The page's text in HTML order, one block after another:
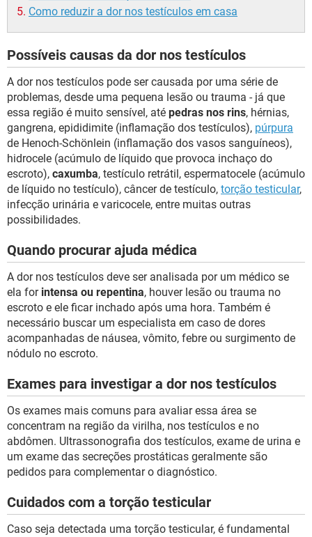
Como reduzir a dor nos testículos em casa
Possíveis causas da dor nos testículos
A dor nos testículos pode ser causada por uma série de
problemas, desde uma pequena lesão ou trauma - já que
essa região é muito sensível, até pedras nos rins, hérnias,
gangrena, epididimite (inflamação dos testículos), púrpura
de Henoch-Schönlein (inflamação dos vasos sanguíneos),
hidrocele (acúmulo de líquido que provoca inchaço do
escroto), caxumba, testículo retrátil, espermatocele (acúmulo
de líquido no testículo), câncer de testículo, torção testicular,
infecção urinária e varicocele, entre muitas outras
possibilidades.
Quando procurar ajuda médica
A dor nos testículos deve ser analisada por um médico se
ela for intensa ou repentina, houver lesão ou trauma no
escroto e ele ficar inchado após uma hora. Também é
necessário buscar um especialista em caso de dores
acompanhadas de náusea, vômito, febre ou surgimento de
nódulo no escroto.
Exames para investigar a dor nos testículos
Os exames mais comuns para avaliar essa área se
concentram na região da virilha, nos testículos e no
abdômen. Ultrassonografia dos testículos, exame de urina e
um exame das secreções prostáticas geralmente são
pedidos para complementar o diagnóstico.
Cuidados com a torção testicular
Caso seja detectada uma torção testicular, é fundamental